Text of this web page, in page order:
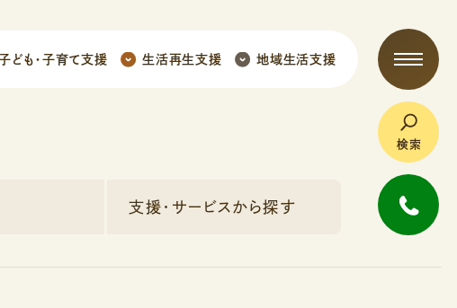
ども ・ 子育て支援 生活再生支援 地域生活支援
検索
支援・サービスから探す